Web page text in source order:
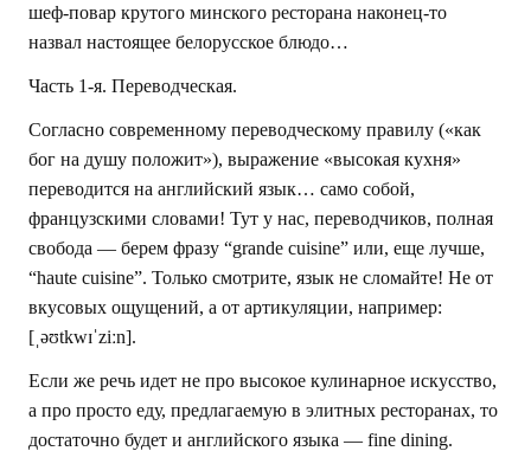
шеф-повар крутого минского ресторана наконец-то
назвал настоящее белорусское блюдо…
Часть 1-я. Переводческая.
Согласно современному переводческому правилу («как
бог на душу положит»), выражение «высокая кухня»
переводится на английский язык… само собой,
французскими словами! Тут у нас, переводчиков, полная
свобода — берем фразу “grande cuisine” или, еще лучше,
“haute cuisine”. Только смотрите, язык не сломайте! Не от
вкусовых ощущений, а от артикуляции, например:
[ˌəʊtkwɪˈziːn].
Если же речь идет не про высокое кулинарное искусство,
а про просто еду, предлагаемую в элитных ресторанах, то
достаточно будет и английского языка — fine dining.